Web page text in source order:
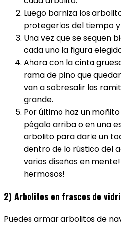
Luego barniza los
protegerlos del tiempo y
Una vez que se sequen
cada uno la figura
Ahora con la cinta
rama de pino que
van a sobresalir las
grande.
Por último haz un
pégalo arriba o en una
arbolito para darle un
dentro de lo rústico del
varios diseños en
hermosos!
2) Arbolitos en frascos de
Puedes armar arbolitos de